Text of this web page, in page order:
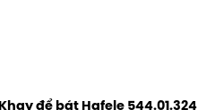
Khay để bát Hafele 544.01.324